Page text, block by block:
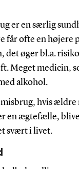
er en særlig
får ofte en højere
det øger bl.a.
Meget medicin,
alkohol.
hvis ældre
en ægtefælle,
svært i livet.